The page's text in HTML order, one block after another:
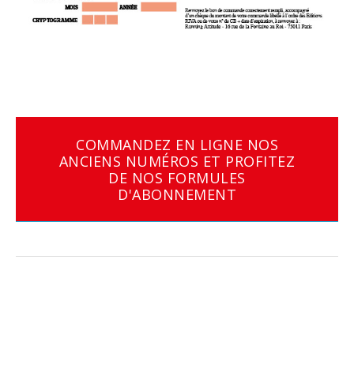
COMMANDEZ EN LIGNE NOS
ANCIENS NUMÉROS ET PROFITEZ
DE NOS FORMULES
D'ABONNEMENT